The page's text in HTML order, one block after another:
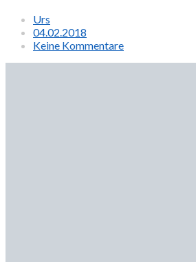
Urs
04.02.2018
Keine Kommentare